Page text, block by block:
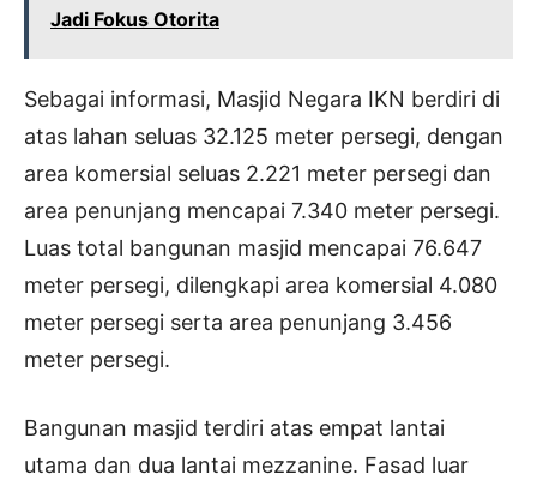
Jadi Fokus Otorita
Sebagai informasi, Masjid Negara IKN berdiri di
atas lahan seluas 32.125 meter persegi, dengan
area komersial seluas 2.221 meter persegi dan
area penunjang mencapai 7.340 meter persegi.
Luas total bangunan masjid mencapai 76.647
meter persegi, dilengkapi area komersial 4.080
meter persegi serta area penunjang 3.456
meter persegi.
Bangunan masjid terdiri atas empat lantai
utama dan dua lantai mezzanine. Fasad luar